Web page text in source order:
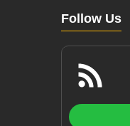
Follow Us